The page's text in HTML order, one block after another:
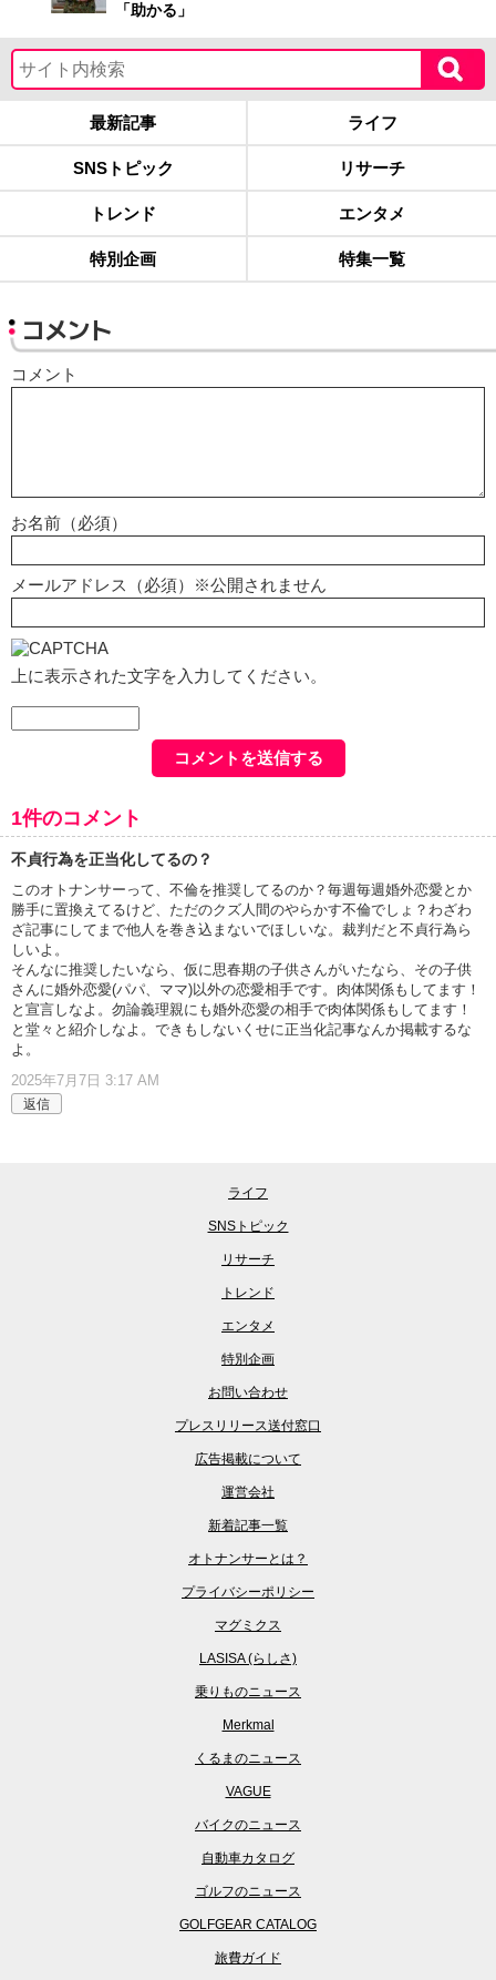
「助かる」
最新記事 ライフ
SNSトピック リサーチ
トレンド エンタメ
特別企画 特集一覧
コメント
コメント
お名前（必須）
メールアドレス（必須）※公開されません
上に表示された文字を入力してください。
1件のコメント
不貞行為を正当化してるの？
このオトナンサーって、不倫を推奨してるのか？毎週毎週婚外恋愛とか
勝手に置換えてるけど、ただのクズ人間のやらかす不倫でしょ？わざわ
ざ記事にしてまで他人を巻き込まないでほしいな。裁判だと不貞行為ら
しいよ。
そんなに推奨したいなら、仮に思春期の子供さんがいたなら、その子供
さんに婚外恋愛(パパ、ママ)以外の恋愛相手です。肉体関係もしてます！
と宣言しなよ。勿論義理親にも婚外恋愛の相手で肉体関係もしてます！
と堂々と紹介しなよ。できもしないくせに正当化記事なんか掲載するな
よ。
2025年7月7日 3:17 AM
返信
ライフ
SNSトピック
リサーチ
トレンド
エンタメ
特別企画
お問い合わせ
プレスリリース送付窓口
広告掲載について
運営会社
新着記事一覧
オトナンサーとは？
プライバシーポリシー
マグミクス
LASISA (らしさ)
乗りものニュース
Merkmal
くるまのニュース
VAGUE
バイクのニュース
自動車カタログ
ゴルフのニュース
GOLFGEAR CATALOG
旅費ガイド